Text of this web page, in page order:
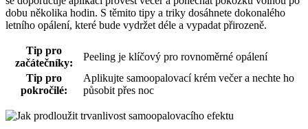
dobu několika hodin. S těmito tipy a triky dosáhnete dokonalého
letního opálení, které bude vydržet déle a vypadat přirozeně.
Tip pro
začátečníky:
Peeling je klíčový pro rovnoměrné opálení
Tip pro
pokročilé:
Aplikujte samoopalovací krém večer a nechte ho
působit přes noc